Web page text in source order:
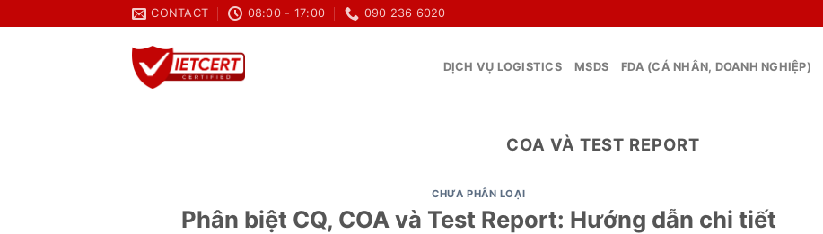
to
CONTACT 08:00 - 17:00 090 236 6020
DỊCH VỤ LOGISTICS MSDS FDA (CÁ NHÂN, DOANH NGHIỆP)
COA VÀ TEST REPORT
CHƯA PHÂN LOẠI
Phân biệt CQ, COA và Test Report: Hướng dẫn chi tiết